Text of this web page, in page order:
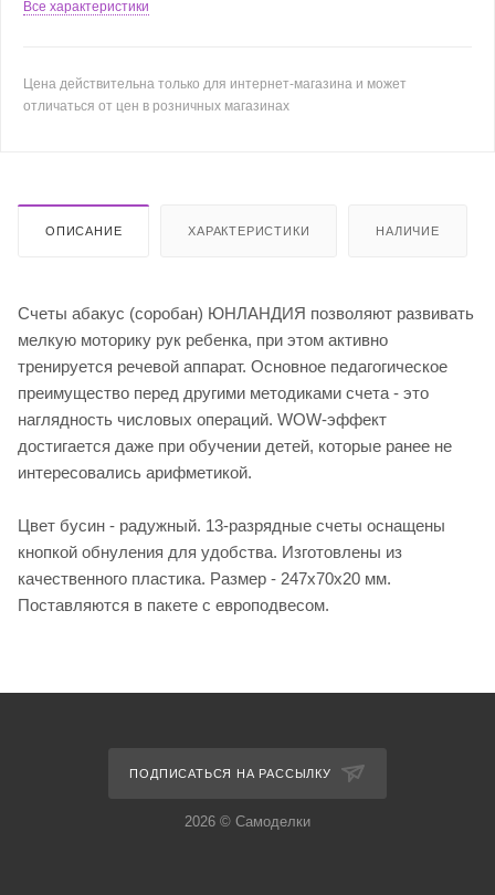
Все характеристики
Цена действительна только для интернет-магазина и может
отличаться от цен в розничных магазинах
ОПИСАНИЕ ХАРАКТЕРИСТИКИ НАЛИЧИЕ
Cчеты абакус (соробан) ЮНЛАНДИЯ позволяют развивать
мелкую моторику рук ребенка, при этом активно
тренируется речевой аппарат. Основное педагогическое
преимущество перед другими методиками счета - это
наглядность числовых операций. WOW-эффект
достигается даже при обучении детей, которые ранее не
интересовались арифметикой.
Цвет бусин - радужный. 13-разрядные счеты оснащены
кнопкой обнуления для удобства. Изготовлены из
качественного пластика. Размер - 247х70х20 мм.
Поставляются в пакете с европодвесом.
ПОДПИСАТЬСЯ НА РАССЫЛКУ
2026 © Самоделки